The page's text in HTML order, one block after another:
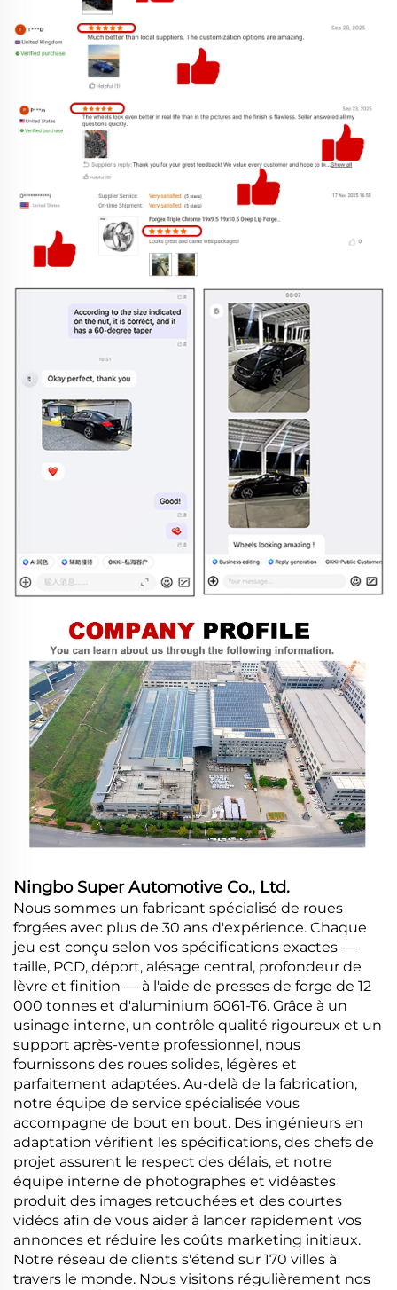
Ningbo Super Automotive Co., Ltd.
Nous sommes un fabricant spécialisé de roues
forgées avec plus de 30 ans d'expérience. Chaque
jeu est conçu selon vos spécifications exactes —
taille, PCD, déport, alésage central, profondeur de
lèvre et finition — à l'aide de presses de forge de 12
000 tonnes et d'aluminium 6061-T6. Grâce à un
usinage interne, un contrôle qualité rigoureux et un
support après-vente professionnel, nous
fournissons des roues solides, légères et
parfaitement adaptées. Au-delà de la fabrication,
notre équipe de service spécialisée vous
accompagne de bout en bout. Des ingénieurs en
adaptation vérifient les spécifications, des chefs de
projet assurent le respect des délais, et notre
équipe interne de photographes et vidéastes
produit des images retouchées et des courtes
vidéos afin de vous aider à lancer rapidement vos
annonces et réduire les coûts marketing initiaux.
Notre réseau de clients s'étend sur 170 villes à
travers le monde. Nous visitons régulièrement nos